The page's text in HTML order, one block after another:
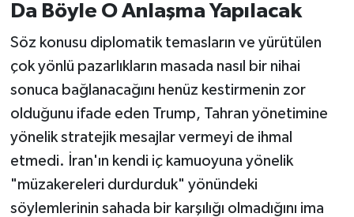
Da Böyle O Anlaşma Yapılacak
Söz konusu diplomatik temasların ve yürütülen
çok yönlü pazarlıkların masada nasıl bir nihai
sonuca bağlanacağını henüz kestirmenin zor
olduğunu ifade eden Trump, Tahran yönetimine
yönelik stratejik mesajlar vermeyi de ihmal
etmedi. İran'ın kendi iç kamuoyuna yönelik
"müzakereleri durdurduk" yönündeki
söylemlerinin sahada bir karşılığı olmadığını ima